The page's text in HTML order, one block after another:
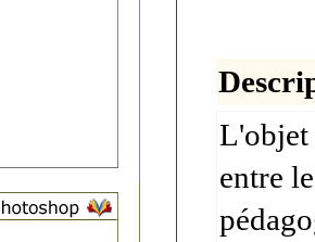
L'objet
entre